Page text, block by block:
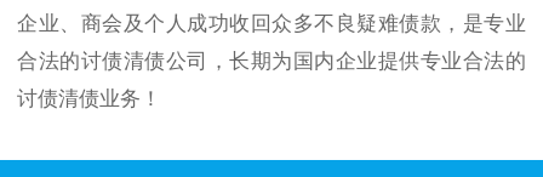
企业、商会及个人成功收回众多不良疑难债款，是专业
合法的讨债清债公司，长期为国内企业提供专业合法的
讨债清债业务！